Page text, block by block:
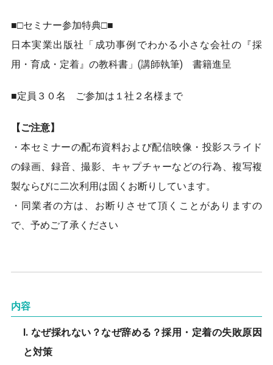
■□セミナー参加特典□■
日本実業出版社「成功事例でわかる小さな会社の『採
用・育成・定着』の教科書」(講師執筆) 書籍進呈
■定員３０名 ご参加は１社２名様まで
【ご注意】
・本セミナーの配布資料および配信映像・投影スライド
の録画、録音、撮影、キャプチャーなどの行為、複写複
製ならびに二次利用は固くお断りしています。
・同業者の方は、お断りさせて頂くことがありますの
で、予めご了承ください
内容
Ⅰ. なぜ採れない？なぜ辞める？採用・定着の失敗原因
と対策